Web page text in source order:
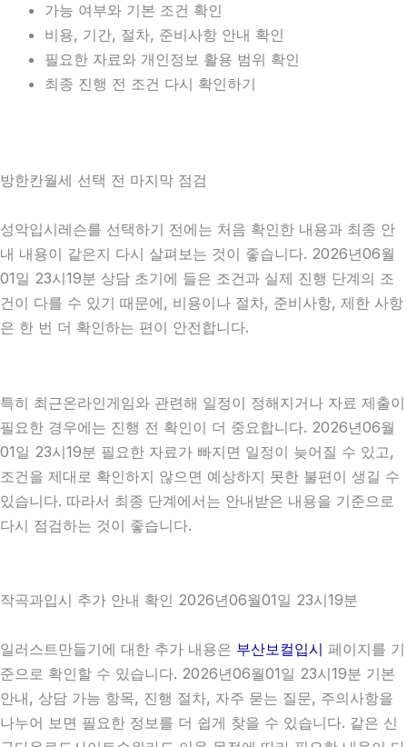
가능 여부와 기본 조건 확인
비용, 기간, 절차, 준비사항 안내 확인
필요한 자료와 개인정보 활용 범위 확인
최종 진행 전 조건 다시 확인하기
방한칸월세 선택 전 마지막 점검
성악입시레슨를 선택하기 전에는 처음 확인한 내용과 최종 안
내 내용이 같은지 다시 살펴보는 것이 좋습니다. 2026년06월
01일 23시19분 상담 초기에 들은 조건과 실제 진행 단계의 조
건이 다를 수 있기 때문에, 비용이나 절차, 준비사항, 제한 사항
은 한 번 더 확인하는 편이 안전합니다.
특히 최근온라인게임와 관련해 일정이 정해지거나 자료 제출이
필요한 경우에는 진행 전 확인이 더 중요합니다. 2026년06월
01일 23시19분 필요한 자료가 빠지면 일정이 늦어질 수 있고,
조건을 제대로 확인하지 않으면 예상하지 못한 불편이 생길 수
있습니다. 따라서 최종 단계에서는 안내받은 내용을 기준으로
다시 점검하는 것이 좋습니다.
작곡과입시 추가 안내 확인 2026년06월01일 23시19분
일러스트만들기에 대한 추가 내용은 부산보컬입시 페이지를 기
준으로 확인할 수 있습니다. 2026년06월01일 23시19분 기본
안내, 상담 가능 항목, 진행 절차, 자주 묻는 질문, 주의사항을
나누어 보면 필요한 정보를 더 쉽게 찾을 수 있습니다. 같은 신